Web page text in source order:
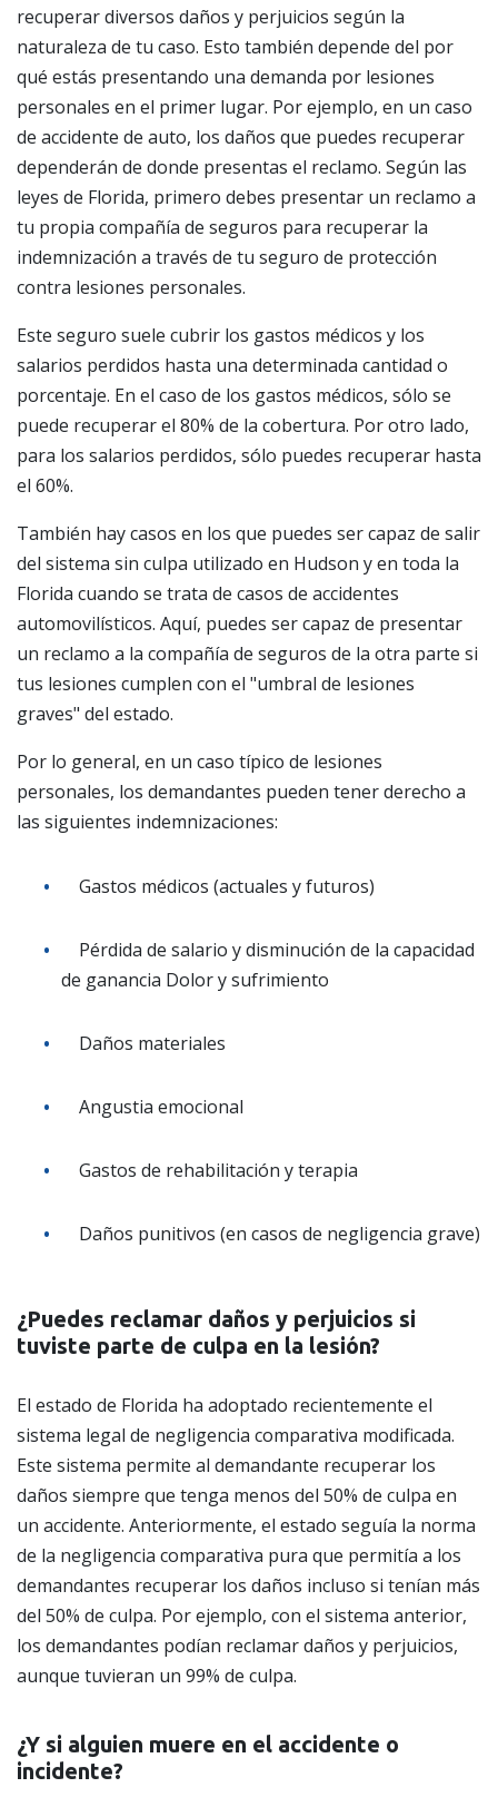
recuperar diversos daños y perjuicios según la
naturaleza de tu caso. Esto también depende del por
qué estás presentando una demanda por lesiones
personales en el primer lugar. Por ejemplo, en un caso
de accidente de auto, los daños que puedes recuperar
dependerán de donde presentas el reclamo. Según las
leyes de Florida, primero debes presentar un reclamo a
tu propia compañía de seguros para recuperar la
indemnización a través de tu seguro de protección
contra lesiones personales.
Este seguro suele cubrir los gastos médicos y los
salarios perdidos hasta una determinada cantidad o
porcentaje. En el caso de los gastos médicos, sólo se
puede recuperar el 80% de la cobertura. Por otro lado,
para los salarios perdidos, sólo puedes recuperar hasta
el 60%.
También hay casos en los que puedes ser capaz de salir
del sistema sin culpa utilizado en Hudson y en toda la
Florida cuando se trata de casos de accidentes
automovilísticos. Aquí, puedes ser capaz de presentar
un reclamo a la compañía de seguros de la otra parte si
tus lesiones cumplen con el "umbral de lesiones
graves" del estado.
Por lo general, en un caso típico de lesiones
personales, los demandantes pueden tener derecho a
las siguientes indemnizaciones:
Gastos médicos (actuales y futuros)
Pérdida de salario y disminución de la capacidad
de ganancia Dolor y sufrimiento
Daños materiales
Angustia emocional
Gastos de rehabilitación y terapia
Daños punitivos (en casos de negligencia grave)
¿Puedes reclamar daños y perjuicios si
tuviste parte de culpa en la lesión?
El estado de Florida ha adoptado recientemente el
sistema legal de negligencia comparativa modificada.
Este sistema permite al demandante recuperar los
daños siempre que tenga menos del 50% de culpa en
un accidente. Anteriormente, el estado seguía la norma
de la negligencia comparativa pura que permitía a los
demandantes recuperar los daños incluso si tenían más
del 50% de culpa. Por ejemplo, con el sistema anterior,
los demandantes podían reclamar daños y perjuicios,
aunque tuvieran un 99% de culpa.
¿Y si alguien muere en el accidente o
incidente?